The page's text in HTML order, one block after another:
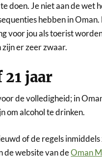
doen. Je niet aan de wet
hebben in Oman.
voor jou als toerist
er zeer zwaar.
21 jaar
de volledigheid; in
om alcohol te drinken.
of de regels
de website van deOman